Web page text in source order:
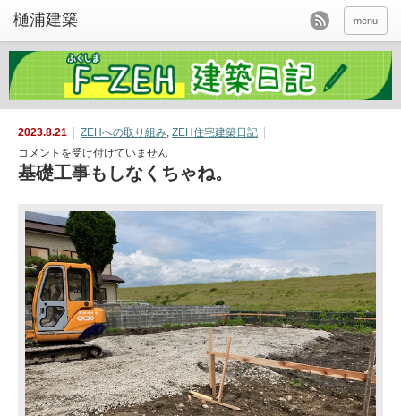
menu
2023.8.21 ZEHへの取り組み, ZEH住宅建築日記
基
礎
工
し
な
く
ち
ゃ
ね。
は
コメントを受け付けていません
基礎工事もしなくちゃね。